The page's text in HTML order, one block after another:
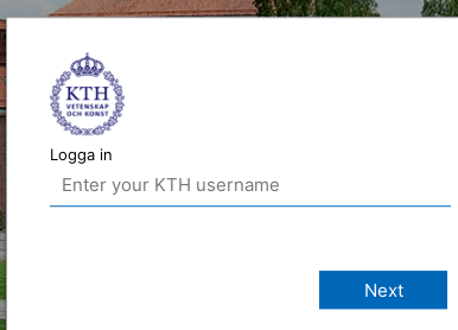
Logga in
Next